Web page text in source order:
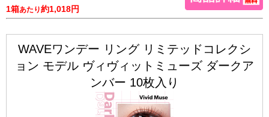
1箱あたり約1,018円
WAVEワンデー リング リミテッドコレクシ
ョン モデル ヴィヴィットミューズ ダークア
ンバー 10枚入り